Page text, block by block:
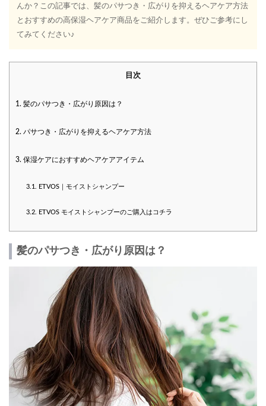
んか？この記事では、髪のパサつき・広がりを抑えるヘアケア方法
とおすすめの高保湿ヘアケア商品をご紹介します。ぜひご参考にし
てみてください♪
目次
1. 髪のパサつき・広がり原因は？
2. パサつき・広がりを抑えるヘアケア方法
3. 保湿ケアにおすすめヘアケアアイテム
3.1. ETVOS｜モイストシャンプー
3.2. ETVOS モイストシャンプーのご購入はコチラ
髪のパサつき・広がり原因は？